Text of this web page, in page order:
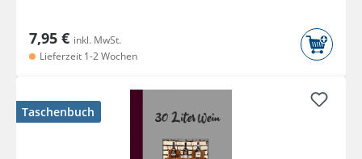
7,95 € inkl. MwSt.
Lieferzeit 1-2 Wochen
Taschenbuch